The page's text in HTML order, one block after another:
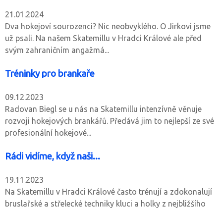
21.01.2024
Dva hokejoví sourozenci? Nic neobvyklého. O Jirkovi jsme
už psali. Na našem Skatemillu v Hradci Králové ale před
svým zahraničním angažmá...
Tréninky pro brankaře
09.12.2023
Radovan Biegl se u nás na Skatemillu intenzívně věnuje
rozvoji hokejových brankářů. Předává jim to nejlepší ze své
profesionální hokejové...
Rádi vidíme, když naši...
19.11.2023
Na Skatemillu v Hradci Králové často trénují a zdokonalují
bruslařské a střelecké techniky kluci a holky z nejbližšího